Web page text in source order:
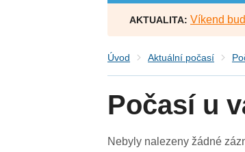
AKTUALITA: Víkend
Úvod Aktuální počasí
Počasí u
Nebyly nalezeny žádné